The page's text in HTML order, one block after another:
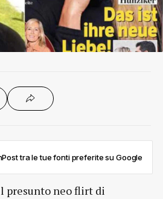
tra le tue fonti preferite su Google
presunto neo flirt di